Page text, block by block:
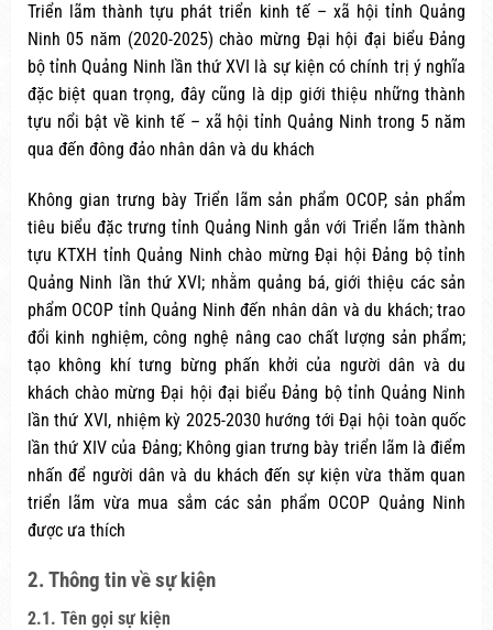
Triển lãm thành tựu phát triển kinh tế – xã hội tỉnh Quảng
Ninh 05 năm (2020-2025) chào mừng Đại hội đại biểu Đảng
bộ tỉnh Quảng Ninh lần thứ XVI là sự kiện có chính trị ý nghĩa
đặc biệt quan trọng, đây cũng là dịp giới thiệu những thành
tựu nổi bật về kinh tế – xã hội tỉnh Quảng Ninh trong 5 năm
qua đến đông đảo nhân dân và du khách
Không gian trưng bày Triển lãm sản phẩm OCOP, sản phẩm
tiêu biểu đặc trưng tỉnh Quảng Ninh gắn với Triển lãm thành
tựu KTXH tỉnh Quảng Ninh chào mừng Đại hội Đảng bộ tỉnh
Quảng Ninh lần thứ XVI; nhằm quảng bá, giới thiệu các sản
phẩm OCOP tỉnh Quảng Ninh đến nhân dân và du khách; trao
đổi kinh nghiệm, công nghệ nâng cao chất lượng sản phẩm;
tạo không khí tưng bừng phấn khởi của người dân và du
khách chào mừng Đại hội đại biểu Đảng bộ tỉnh Quảng Ninh
lần thứ XVI, nhiệm kỳ 2025-2030 hướng tới Đại hội toàn quốc
lần thứ XIV của Đảng; Không gian trưng bày triển lãm là điểm
nhấn để người dân và du khách đến sự kiện vừa thăm quan
triển lãm vừa mua sắm các sản phẩm OCOP Quảng Ninh
được ưa thích
2. Thông tin về sự kiện
2.1. Tên gọi sự kiện